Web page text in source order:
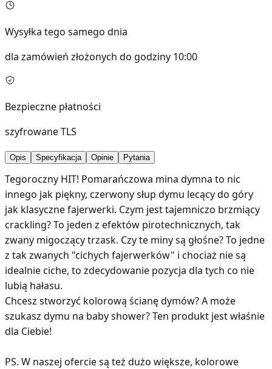
Wysyłka tego samego dnia
dla zamówień złożonych do godziny 10:00
Bezpieczne płatności
szyfrowane TLS
Opis Specyfikacja Opinie Pytania
Tegoroczny HIT! Pomarańczowa mina dymna to nic
innego jak piękny, czerwony słup dymu lecący do góry
jak klasyczne fajerwerki. Czym jest tajemniczo brzmiący
crackling? To jeden z efektów pirotechnicznych, tak
zwany migoczący trzask. Czy te miny są głośne? To jedne
z tak zwanych "cichych fajerwerków" i chociaż nie są
idealnie ciche, to zdecydowanie pozycja dla tych co nie
lubią hałasu.
Chcesz stworzyć kolorową ścianę dymów? A może
szukasz dymu na baby shower? Ten produkt jest właśnie
dla Ciebie!
PS. W naszej ofercie są też dużo większe, kolorowe